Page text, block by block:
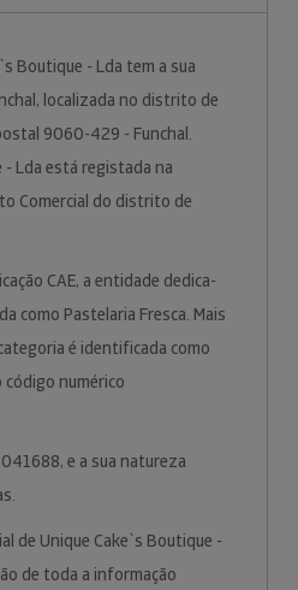
Boutique - Lda tem a sua
localizada no distrito de
9060-429 - Funchal.
- Lda está registada na
Comercial do distrito de
CAE, a entidade dedica-
como Pastelaria Fresca. Mais
é identificada como
código numérico
e a sua natureza
de Unique Cake`s Boutique -
de toda a informação